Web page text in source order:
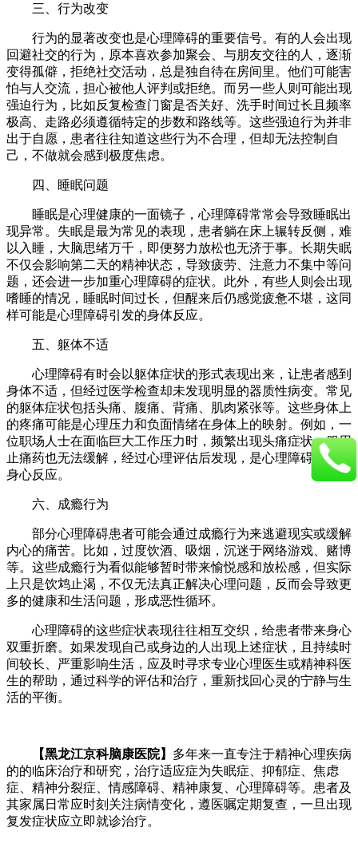
三、行为改变​
行为的显著改变也是心理障碍的重要信号。有的人会出现
回避社交的行为，原本喜欢参加聚会、与朋友交往的人，逐渐
变得孤僻，拒绝社交活动，总是独自待在房间里。他们可能害
怕与人交流，担心被他人评判或拒绝。而另一些人则可能出现
强迫行为，比如反复检查门窗是否关好、洗手时间过长且频率
极高、走路必须遵循特定的步数和路线等。这些强迫行为并非
出于自愿，患者往往知道这些行为不合理，但却无法控制自
己，不做就会感到极度焦虑。​
四、睡眠问题​
睡眠是心理健康的一面镜子，心理障碍常常会导致睡眠出
现异常。失眠是最为常见的表现，患者躺在床上辗转反侧，难
以入睡，大脑思绪万千，即便努力放松也无济于事。长期失眠
不仅会影响第二天的精神状态，导致疲劳、注意力不集中等问
题，还会进一步加重心理障碍的症状。此外，有些人则会出现
嗜睡的情况，睡眠时间过长，但醒来后仍感觉疲惫不堪，这同
样可能是心理障碍引发的身体反应。​
五、躯体不适​
心理障碍有时会以躯体症状的形式表现出来，让患者感到
身体不适，但经过医学检查却未发现明显的器质性病变。常见
的躯体症状包括头痛、腹痛、背痛、肌肉紧张等。这些身体上
的疼痛可能是心理压力和负面情绪在身体上的映射。例如，一
位职场人士在面临巨大工作压力时，频繁出现头痛症状，服用
止痛药也无法缓解，经过心理评估后发现，是心理障碍导致的
身心反应。​
六、成瘾行为​
部分心理障碍患者可能会通过成瘾行为来逃避现实或缓解
内心的痛苦。比如，过度饮酒、吸烟，沉迷于网络游戏、赌博
等。这些成瘾行为看似能够暂时带来愉悦感和放松感，但实际
上只是饮鸩止渴，不仅无法真正解决心理问题，反而会导致更
多的健康和生活问题，形成恶性循环。​
心理障碍的这些症状表现往往相互交织，给患者带来身心
双重折磨。如果发现自己或身边的人出现上述症状，且持续时
间较长、严重影响生活，应及时寻求专业心理医生或精神科医
生的帮助，通过科学的评估和治疗，重新找回心灵的宁静与生
活的平衡。
【黑龙江京科脑康医院】 多年来一直专注于精神心理疾病
的的临床治疗和研究，治疗适应症为失眠症、抑郁症、焦虑
症、精神分裂症、情感障碍、精神康复、心理障碍等。患者及
其家属日常应时刻关注病情变化，遵医嘱定期复查，一旦出现
复发症状应立即就诊治疗。